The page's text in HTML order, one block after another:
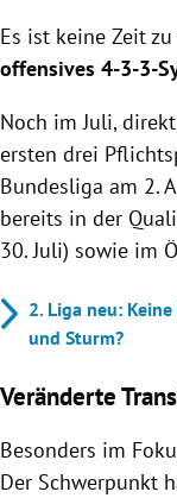
Es ist keine Zeit
offensives 4-3-3-
Noch im Juli,
ersten drei
Bundesliga am 2.
bereits in der
30. Juli) sowie im
2. Liga neu:
und Sturm?
Veränderte
Besonders im
Der Schwerpunkt